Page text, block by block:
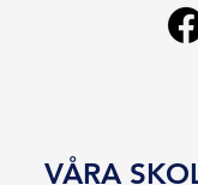
VÅRA